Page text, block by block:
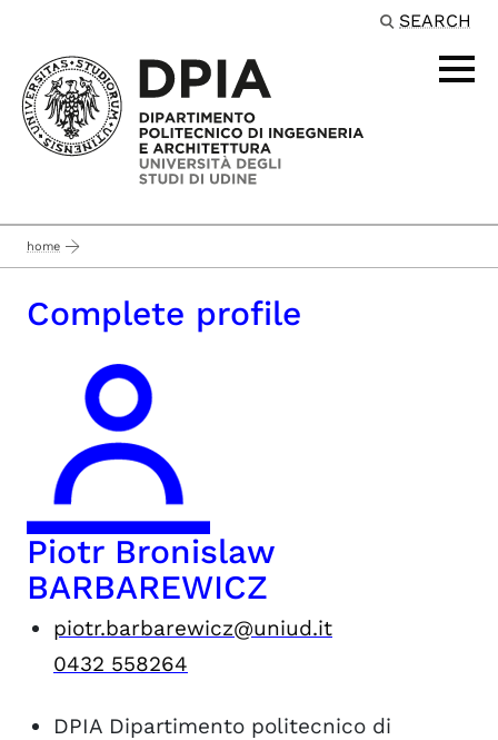
SEARCH
home
Complete profile
Piotr Bronislaw
BARBAREWICZ
piotr.barbarewicz@uniud.it
0432 558264
DPIA Dipartimento politecnico di